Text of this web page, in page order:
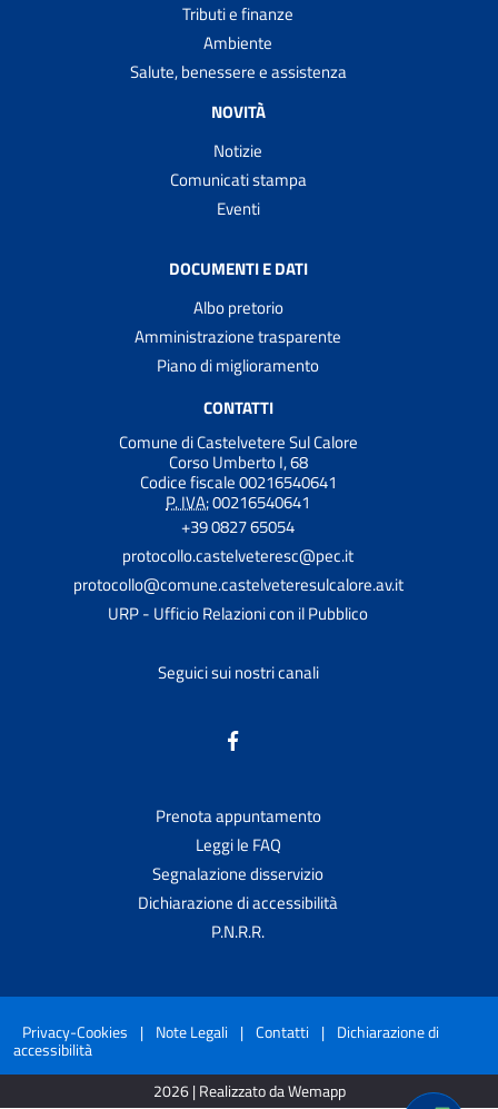
Tributi e finanze
Ambiente
Salute, benessere e assistenza
NOVITÀ
Notizie
Comunicati stampa
Eventi
DOCUMENTI E DATI
Albo pretorio
Amministrazione trasparente
Piano di miglioramento
CONTATTI
Comune di Castelvetere Sul Calore
Corso Umberto I, 68
Codice fiscale 00216540641
P. IVA:00216540641
+39 0827 65054
protocollo.castelveteresc@pec.it
protocollo@comune.castelveteresulcalore.av.it
URP - Ufficio Relazioni con il Pubblico
Seguici sui nostri canali
Prenota appuntamento
Leggi le FAQ
Segnalazione disservizio
Dichiarazione di accessibilità
P.N.R.R.
Privacy-Cookies | Note Legali | Contatti | Dichiarazione di
accessibilità
2026 | Realizzato da Wemapp